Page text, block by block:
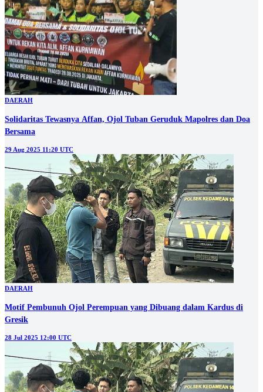
DAERAH
Solidaritas Tewasnya Affan, Ojol Tuban Geruduk Mapolres dan Doa
Bersama
29 Aug 2025 11:20 UTC
DAERAH
Motif Pembunuh Ojol Perempuan yang Dibuang dalam Kardus di
Gresik
28 Jul 2025 12:00 UTC